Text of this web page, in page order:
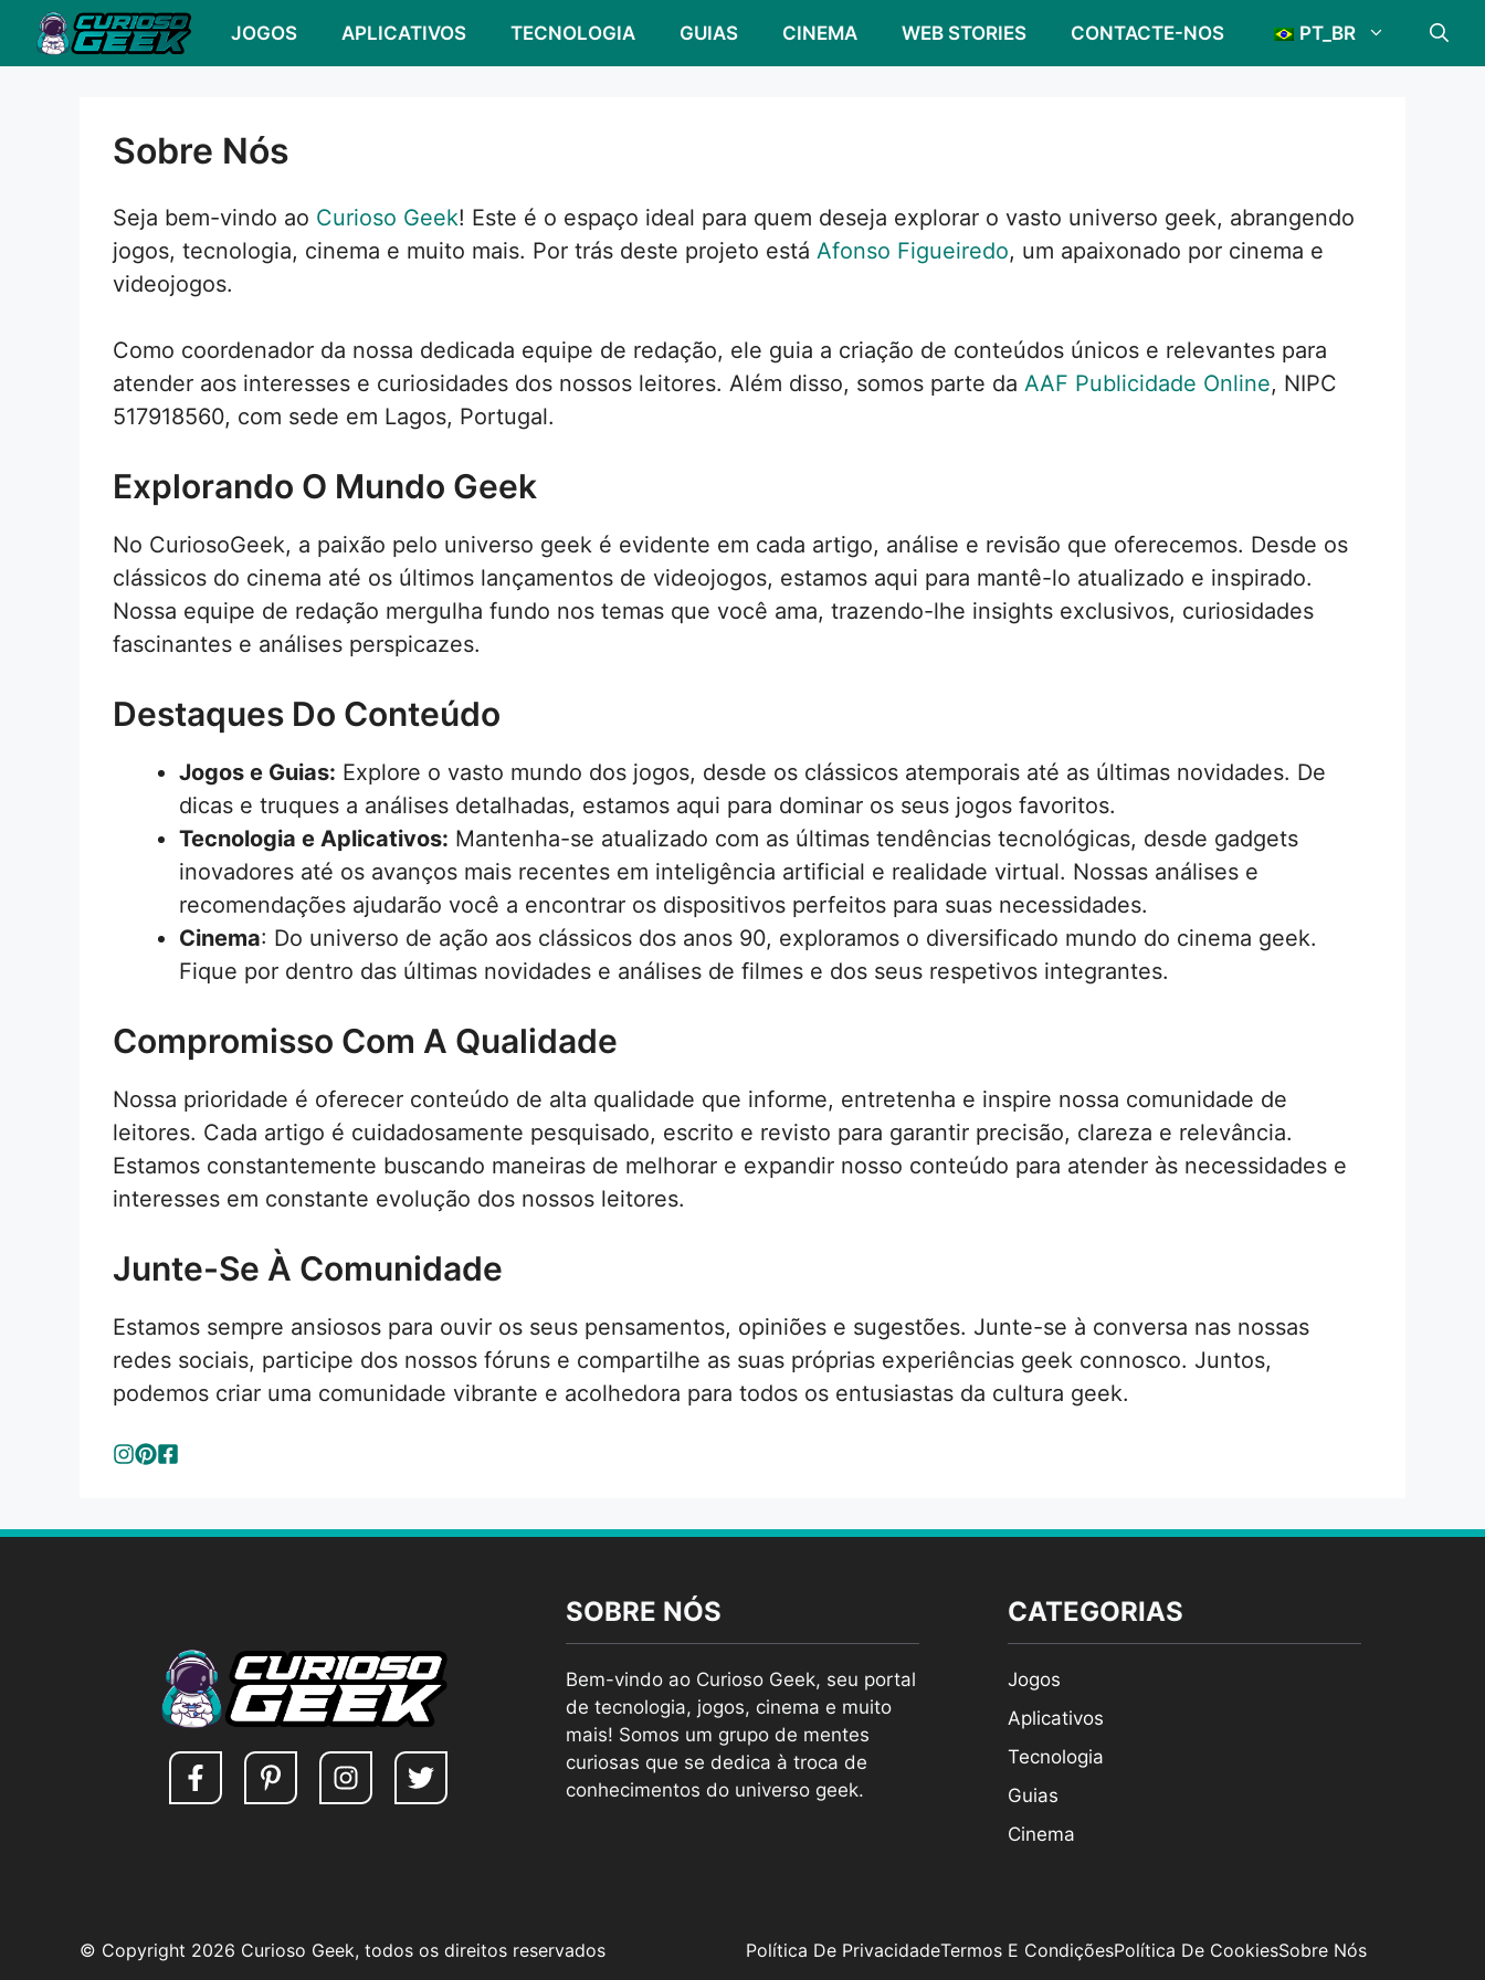
Pular
para
JOGOS APLICATIVOS TECNOLOGIA GUIAS CINEMA WEB STORIES CONTACTE-NOS PT_BR
Sobre Nós
Seja bem-vindo ao Curioso Geek! Este é o espaço ideal para quem deseja explorar o vasto universo geek, abrangendo
jogos, tecnologia, cinema e muito mais. Por trás deste projeto está Afonso Figueiredo, um apaixonado por cinema e
videojogos.
Como coordenador da nossa dedicada equipe de redação, ele guia a criação de conteúdos únicos e relevantes para
atender aos interesses e curiosidades dos nossos leitores. Além disso, somos parte da AAF Publicidade Online, NIPC
517918560, com sede em Lagos, Portugal.
Explorando O Mundo Geek
No CuriosoGeek, a paixão pelo universo geek é evidente em cada artigo, análise e revisão que oferecemos. Desde os
clássicos do cinema até os últimos lançamentos de videojogos, estamos aqui para mantê-lo atualizado e inspirado.
Nossa equipe de redação mergulha fundo nos temas que você ama, trazendo-lhe insights exclusivos, curiosidades
fascinantes e análises perspicazes.
Destaques Do Conteúdo
Jogos e Guias: Explore o vasto mundo dos jogos, desde os clássicos atemporais até as últimas novidades. De
dicas e truques a análises detalhadas, estamos aqui para dominar os seus jogos favoritos.
Tecnologia e Aplicativos: Mantenha-se atualizado com as últimas tendências tecnológicas, desde gadgets
inovadores até os avanços mais recentes em inteligência artificial e realidade virtual. Nossas análises e
recomendações ajudarão você a encontrar os dispositivos perfeitos para suas necessidades.
Cinema: Do universo de ação aos clássicos dos anos 90, exploramos o diversificado mundo do cinema geek.
Fique por dentro das últimas novidades e análises de filmes e dos seus respetivos integrantes.
Compromisso Com A Qualidade
Nossa prioridade é oferecer conteúdo de alta qualidade que informe, entretenha e inspire nossa comunidade de
leitores. Cada artigo é cuidadosamente pesquisado, escrito e revisto para garantir precisão, clareza e relevância.
Estamos constantemente buscando maneiras de melhorar e expandir nosso conteúdo para atender às necessidades e
interesses em constante evolução dos nossos leitores.
Junte-Se À Comunidade
Estamos sempre ansiosos para ouvir os seus pensamentos, opiniões e sugestões. Junte-se à conversa nas nossas
redes sociais, participe dos nossos fóruns e compartilhe as suas próprias experiências geek connosco. Juntos,
podemos criar uma comunidade vibrante e acolhedora para todos os entusiastas da cultura geek.
SOBRE NÓS
Bem-vindo ao Curioso Geek, seu portal
de tecnologia, jogos, cinema e muito
mais! Somos um grupo de mentes
curiosas que se dedica à troca de
conhecimentos do universo geek.
CATEGORIAS
Jogos
Aplicativos
Tecnologia
Guias
Cinema
© Copyright 2026 Curioso Geek, todos os direitos reservados Política De PrivacidadeTermos E CondiçõesPolítica De CookiesSobre Nós